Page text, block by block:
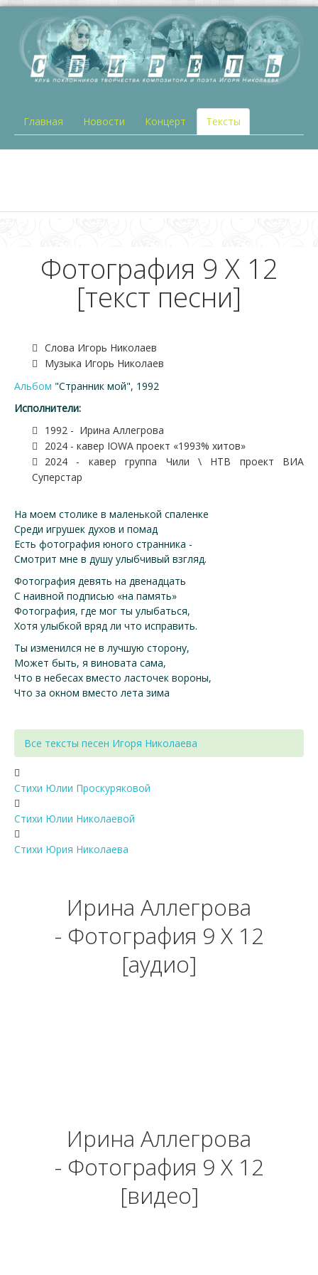
Главная Новости Концерт Тексты
Фотография 9 X 12
[текст песни]
Слова Игорь Николаев
Музыка Игорь Николаев
Альбом "Странник мой", 1992
Исполнители:
1992 - Ирина Аллегрова
2024 - кавер IOWA проект «1993% хитов»
2024 - кавер группа Чили \ НТВ проект ВИА
Суперстар
На моем столике в маленькой спаленке
Среди игрушек духов и помад
Есть фотография юного странника -
Смотрит мне в душу улыбчивый взгляд.
Фотография девять на двенадцать
С наивной подписью «на память»
Фотография, где мог ты улыбаться,
Хотя улыбкой вряд ли что исправить.
Ты изменился не в лучшую сторону,
Может быть, я виновата сама,
Что в небесах вместо ласточек вороны,
Что за окном вместо лета зима
Все тексты песен Игоря Николаева
Стихи Юлии Проскуряковой
Стихи Юлии Николаевой
Стихи Юрия Николаева
Ирина Аллегрова
- Фотография 9 X 12
[аудио]
Ирина Аллегрова
- Фотография 9 X 12
[видео]